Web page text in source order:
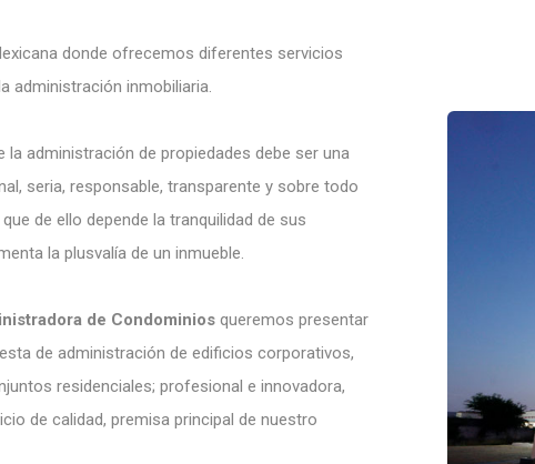
donde ofrecemos diferentes servicios
administración inmobiliaria.
la administración de propiedades debe ser una
seria, responsable, transparente y sobre todo
de ello depende la tranquilidad de sus
la plusvalía de un inmueble.
de Condominios queremos presentar
de administración de edificios corporativos,
residenciales; profesional e innovadora,
de calidad, premisa principal de nuestro